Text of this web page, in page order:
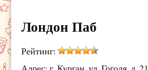
Лондон Паб
Рейтинг: